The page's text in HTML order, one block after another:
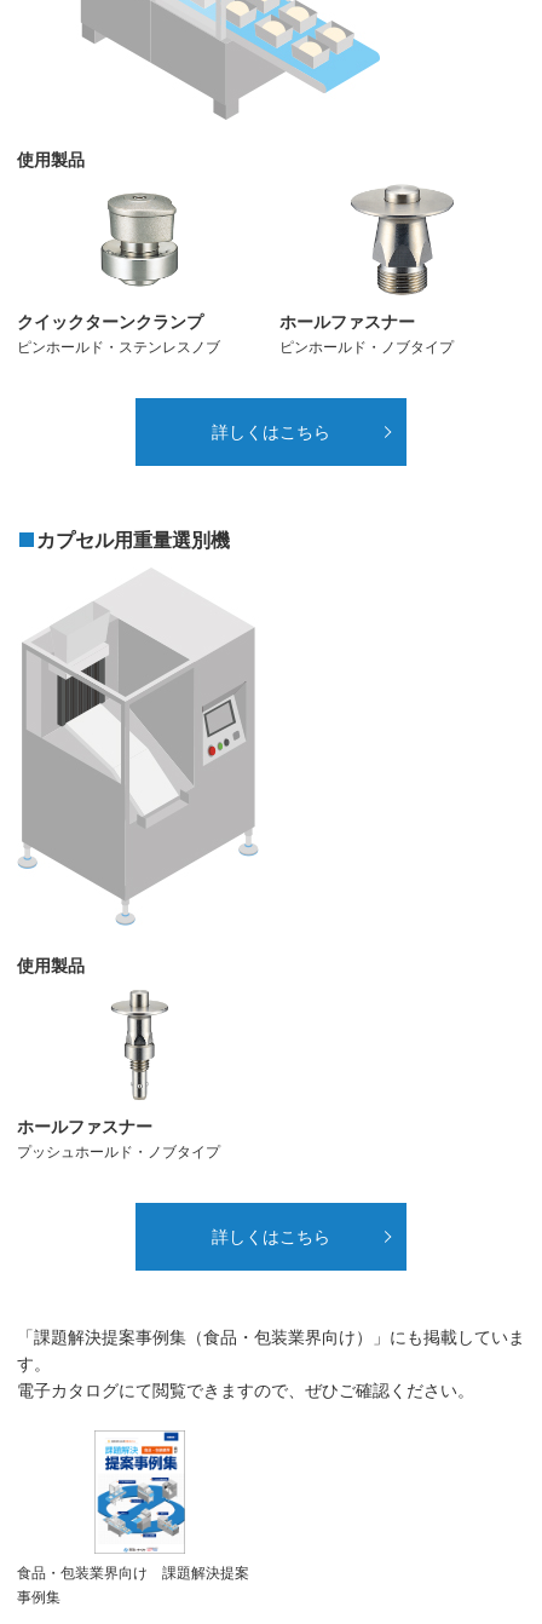
使用製品
クイックターンクランプ
ピンホールド・ステンレスノブ
ホールファスナー
ピンホールド・ノブタイプ
詳しくはこちら
カプセル用重量選別機
使用製品
ホールファスナー
プッシュホールド・ノブタイプ
詳しくはこちら
「課題解決提案事例集（食品・包装業界向け）」にも掲載していま
す。
電子カタログにて閲覧できますので、ぜひご確認ください。
食品・包装業界向け 課題解決提案
事例集